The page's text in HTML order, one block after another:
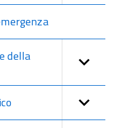
della